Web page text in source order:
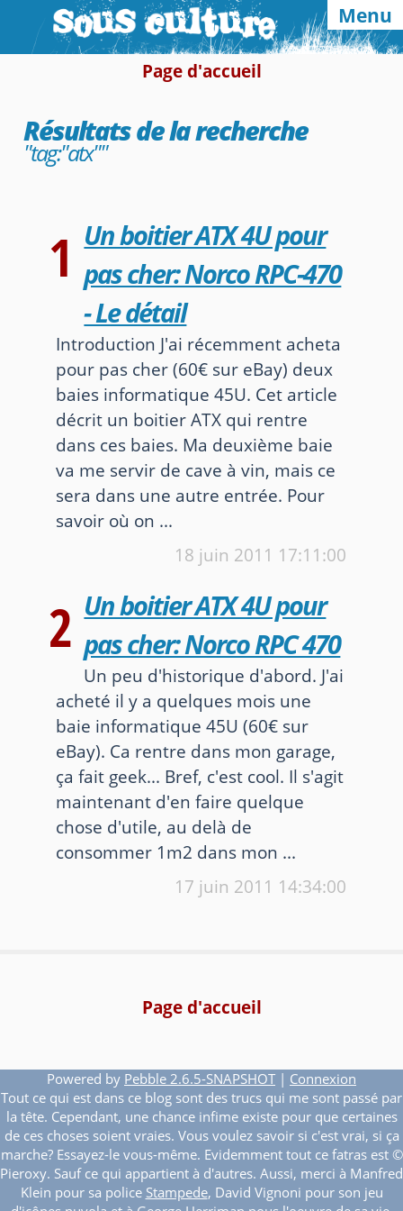
Menu
Home
Categories
Google
Autres sites et blogs
pieroxy.net
ignatzmouse.net
La maison Sourire
Page d'accueil
Résultats de la recherche
"tag:"atx""
1 Un boitier ATX 4U pour
pas cher: Norco RPC-470
- Le détail
Introduction J'ai récemment acheta
pour pas cher (60€ sur eBay) deux
baies informatique 45U. Cet article
décrit un boitier ATX qui rentre
dans ces baies. Ma deuxième baie
va me servir de cave à vin, mais ce
sera dans une autre entrée. Pour
savoir où on ...
18 juin 2011 17:11:00
2 Un boitier ATX 4U pour
pas cher: Norco RPC 470
Un peu d'historique d'abord. J'ai
acheté il y a quelques mois une
baie informatique 45U (60€ sur
eBay). Ca rentre dans mon garage,
ça fait geek... Bref, c'est cool. Il s'agit
maintenant d'en faire quelque
chose d'utile, au delà de
consommer 1m2 dans mon ...
17 juin 2011 14:34:00
Page d'accueil
Powered by Pebble 2.6.5-SNAPSHOT | Connexion
Tout ce qui est dans ce blog sont des trucs qui me sont passé par
la tête. Cependant, une chance infime existe pour que certaines
de ces choses soient vraies. Vous voulez savoir si c'est vrai, si ça
marche? Essayez-le vous-même. Evidemment tout ce fatras est ©
Pieroxy. Sauf ce qui appartient à d'autres. Aussi, merci à Manfred
Klein pour sa police Stampede, David Vignoni pour son jeu